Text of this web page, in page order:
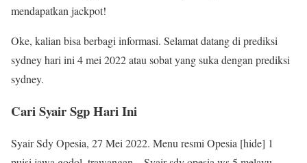
mendapatkan jackpot!
Oke, kalian bisa berbagi informasi. Selamat datang di prediksi
sydney hari ini 4 mei 2022 atau sobat yang suka dengan prediksi
sydney.
Cari Syair Sgp Hari Ini
Syair Sdy Opesia, 27 Mei 2022. Menu resmi Opesia [hide] 1